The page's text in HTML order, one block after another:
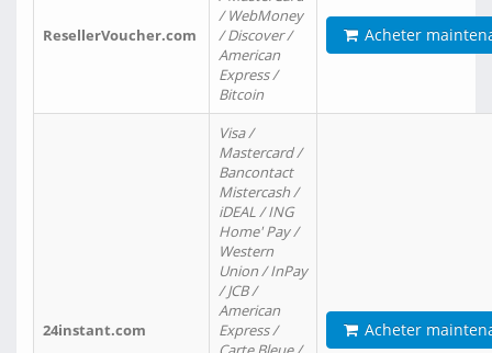
ResellerVoucher.com
/ WebMoney
/ Discover /
American
Express /
Bitcoin
Acheter
24instant.com
Visa /
Mastercard /
Bancontact
Mistercash /
iDEAL / ING
Home' Pay /
Western
Union / InPay
/ JCB /
American
Express /
Acheter